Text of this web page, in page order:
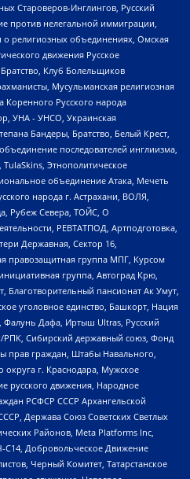
Староверов-Инглингов, Русский
против нелегальной иммиграции,
о религиозных объединениях, Омская
движения Русское
Клуб Болельщиков
Мусульманская религиозная
Русского народа
УНА - УНСО, Украинская
Бандеры, Братство, Белый Крест,
последователей инглиизма,
Этнополитическое
объединение Атака, Мечеть
народа г. Астрахани, ВОЛЯ,
Рубеж Севера, ТОЙС, О
РЕВТАТПОД, Артподготовка,
Державная, Сектор 16,
правозащитная группа МПГ, Курсом
группа, Автоград Крю,
Благотворительный пансионат Ак Умут,
уголовное единство, Башкорт, Нация
Фалунь Дафа, Иртыш Ultras, Русский
РПК, Сибирский державный союз, Фонд
граждан, Штабы Навального,
округа г. Краснодара, Мужское
русского движения, Народное
РСФСР СССР Архангельской
Держава Союз Советских Светлых
Районов, Meta Platforms Inc,
С14, Добровольческое Движение
Черный Комитет, Татарстанское